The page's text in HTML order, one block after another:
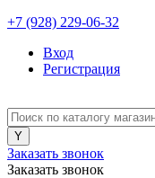
+7 (928) 229-06-32
Вход
Регистрация
Заказать звонок
Заказать звонок